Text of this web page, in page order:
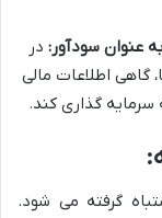
عنوان سودآور: در
اطلاعات مالی
سرمایه گذاری کند.
گرفته می شود.